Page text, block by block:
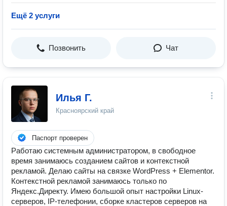
Ещё 2 услуги
Позвонить Чат
Илья Г.
Красноярский край
Паспорт проверен
Работаю системным администратором, в свободное
время занимаюсь созданием сайтов и контекстной
рекламой. Делаю сайты на связке WordPress + Elementor.
Контекстной рекламой занимаюсь только по
Яндекс.Директу. Имею большой опыт настройки Linux-
серверов, IP-телефонии, сборке кластеров серверов на